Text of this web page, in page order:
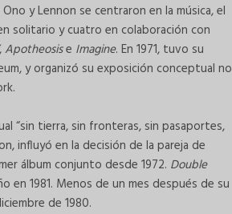
y Lennon se centraron en la música, el
solitario y cuatro en colaboración con
,Apotheosise Imagine. En 1971, tuvo su
y organizó su exposición conceptual no
“sin tierra, sin fronteras, sin pasaportes,
influyó en la decisión de la pareja de
álbum conjunto desde 1972. Double
en 1981. Menos de un mes después de su
de 1980.